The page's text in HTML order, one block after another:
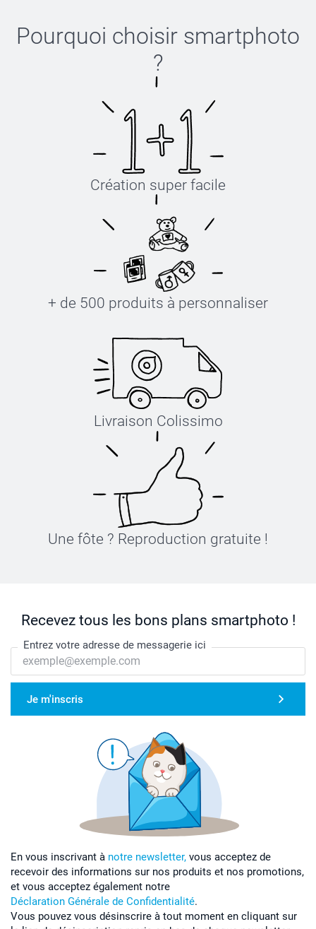
Pourquoi choisir smartphoto
?
Création super facile
+ de 500 produits à personnaliser
Livraison Colissimo
Une fôte ? Reproduction gratuite !
Recevez tous les bons plans smartphoto !
Entrez votre adresse de messagerie ici
Je m'inscris
En vous inscrivant à notre newsletter, vous acceptez de
recevoir des informations sur nos produits et nos promotions,
et vous acceptez également notre
Déclaration Générale de Confidentialité.
Vous pouvez vous désinscrire à tout moment en cliquant sur